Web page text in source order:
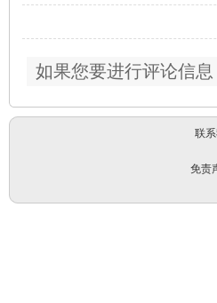
如果您要进行评论信
联
免责